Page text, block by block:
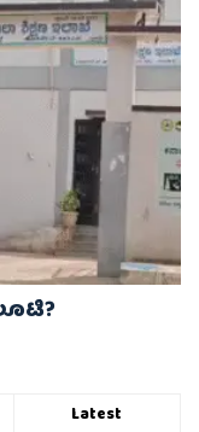
Latest